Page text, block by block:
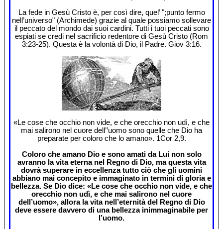
La fede in Gesù Cristo è, per così dire, quel’ ";punto fermo
nell’universo" (Archimede) grazie al quale possiamo sollevare
il peccato del mondo dai suoi cardini. Tutti i tuoi peccati sono
espiati se credi nel sacrificio redentore di Gesù Cristo (Rom
3:23-25). Questa è la volontà di Dio, il Padre. Giov 3:16.
«Le cose che occhio non vide, e che orecchio non udì, e che
mai salirono nel cuore dell’’uomo sono quelle che Dio ha
preparate per coloro che lo amano». 1Cor 2,9.
Coloro che amano Dio e sono amati da Lui non solo
avranno la vita eterna nel Regno di Dio, ma questa vita
dovrà superare in eccellenza tutto ciò che gli uomini
abbiano mai concepito e immaginato in termini di gloria e
bellezza. Se Dio dice: «Le cose che occhio non vide, e che
orecchio non udì, e che mai salirono nel cuore
dell’uomo», allora la vita nell’eternità del Regno di Dio
deve essere davvero di una bellezza inimmaginabile per
l’uomo.